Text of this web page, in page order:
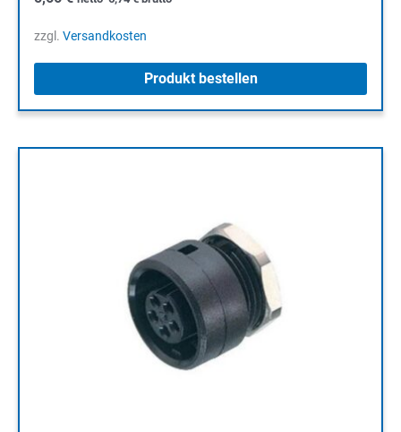
zzgl. Versandkosten
Produkt bestellen